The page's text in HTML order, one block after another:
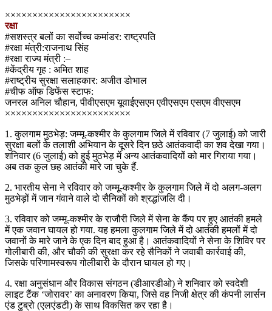
×××××××××××××××××××××××
रक्षा
#सशस्त्र बलों का सर्वोच्च कमांडर: राष्ट्रपति
#रक्षा मंत्री:राजनाथ सिंह
#रक्षा राज्य मंत्री :–
#केंद्रीय गृह : अमित शाह
#राष्ट्रीय सुरक्षा सलाहकार: अजीत डोभाल
#चीफ ऑफ डिफेंस स्टाफ:
जनरल अनिल चौहान, पीवीएसएम यूवाईएसएम एवीएसएम एसएम वीएसएम
×××××××××××××××××××××××
1. कुलगाम मुठभेड़: जम्मू-कश्मीर के कुलगाम जिले में रविवार (7 जुलाई) को जारी
सुरक्षा बलों के तलाशी अभियान के दूसरे दिन छठे आतंकवादी का शव देखा गया।
शनिवार (6 जुलाई) को हुई मुठभेड़ में अन्य आतंकवादियों को मार गिराया गया।
अब तक कुल छह आतंकी मारे जा चुके हैं.
2. भारतीय सेना ने रविवार को जम्मू-कश्मीर के कुलगाम जिले में दो अलग-अलग
मुठभेड़ों में जान गंवाने वाले दो सैनिकों को श्रद्धांजलि दी।
3. रविवार को जम्मू-कश्मीर के राजौरी जिले में सेना के कैंप पर हुए आतंकी हमले
में एक जवान घायल हो गया. यह हमला कुलगाम जिले में दो आतंकी हमलों में दो
जवानों के मारे जाने के एक दिन बाद हुआ है। आतंकवादियों ने सेना के शिविर पर
गोलीबारी की, और चौकी की सुरक्षा कर रहे सैनिकों ने जवाबी कार्रवाई की,
जिसके परिणामस्वरूप गोलीबारी के दौरान घायल हो गए।
4. रक्षा अनुसंधान और विकास संगठन (डीआरडीओ) ने शनिवार को स्वदेशी
लाइट टैंक ‘जोरावर’ का अनावरण किया, जिसे वह निजी क्षेत्र की कंपनी लार्सन
एंड टुब्रो (एलएंडटी) के साथ विकसित कर रहा है।